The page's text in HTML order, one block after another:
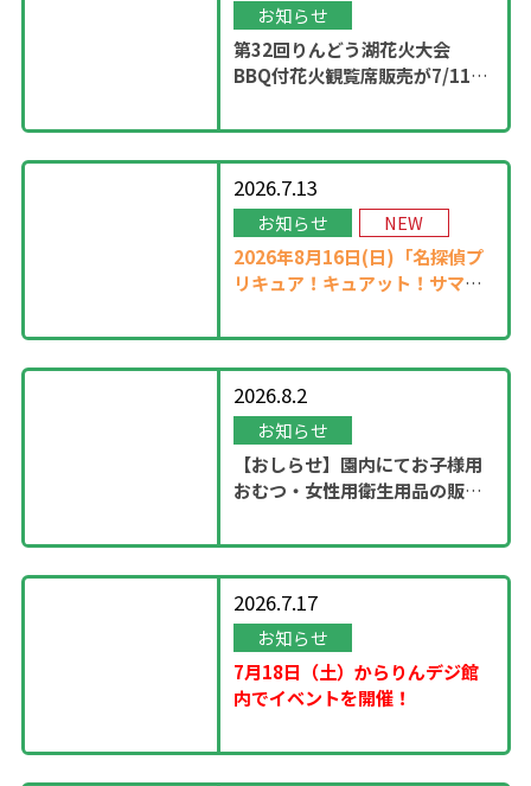
お知らせ
第32回りんどう湖花火大会
BBQ付花火観覧席販売が7/11
2026.7.13
お知らせ NEW
2026年8月16日(日)「名探偵プ
リキュア！キュアット！サマー
2026.8.2
お知らせ
【おしらせ】園内にてお子様用
おむつ・女性用衛生用品の販売
2026.7.17
お知らせ
7月18日（土）からりんデジ館
内でイベントを開催！